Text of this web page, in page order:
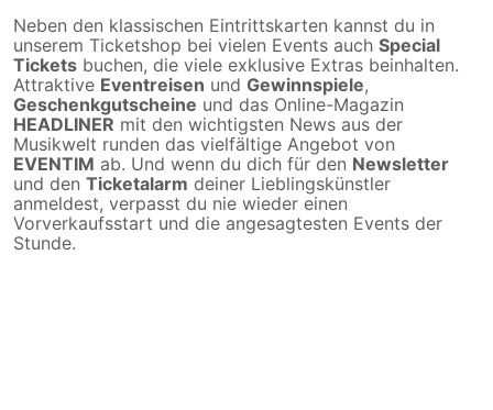
Neben den klassischen Eintrittskarten kannst du in
unserem Ticketshop bei vielen Events auch Special
Tickets buchen, die viele exklusive Extras beinhalten.
Attraktive Eventreisen und Gewinnspiele,
Geschenkgutscheine und das Online-Magazin
HEADLINER mit den wichtigsten News aus der
Musikwelt runden das vielfältige Angebot von
EVENTIM ab. Und wenn du dich für den Newsletter
und den Ticketalarm deiner Lieblingskünstler
anmeldest, verpasst du nie wieder einen
Vorverkaufsstart und die angesagtesten Events der
Stunde.